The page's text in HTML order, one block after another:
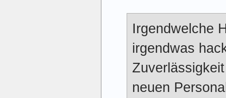
Irgendwelche
irgendwas
neuen